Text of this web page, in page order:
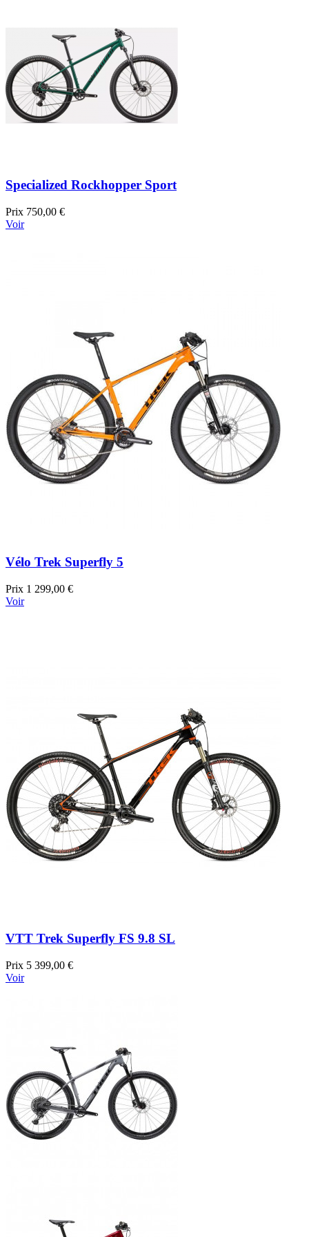
Specialized Rockhopper Sport
Prix 750,00 €
Voir
Vélo Trek Superfly 5
Prix 1 299,00 €
Voir
VTT Trek Superfly FS 9.8 SL
Prix 5 399,00 €
Voir